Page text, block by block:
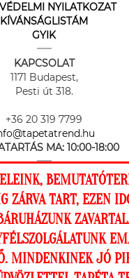
kat használ, hogy a
nyújtsa
Engedélyezem
NYILATKOZAT
KÍVÁNSÁGLISTÁM
GYIK
KAPCSOLAT
1171 Budapest,
Pesti út 318.
+36 20 319 7799
MA: 10:00-18:00
Payment Zrt. biztosítja,
H-EN-I-1064/2013
ZÁRVA TART, EZEN
MINDENKINEK JÓ